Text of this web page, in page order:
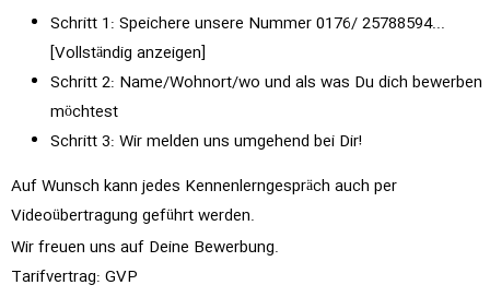
Schritt 1: Speichere unsere Nummer 0176/25788594...
[Vollständig anzeigen]
Schritt 2: Name/Wohnort/wo und als was Du dich bewerben
möchtest
Schritt 3: Wir melden uns umgehend bei Dir!
Auf Wunsch kann jedes Kennenlerngespräch auch per
Videoübertragung geführt werden.
Wir freuen uns auf Deine Bewerbung.
Tarifvertrag: GVP